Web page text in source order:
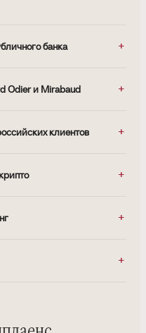
банка
Odier и Mirabaud
клиентов